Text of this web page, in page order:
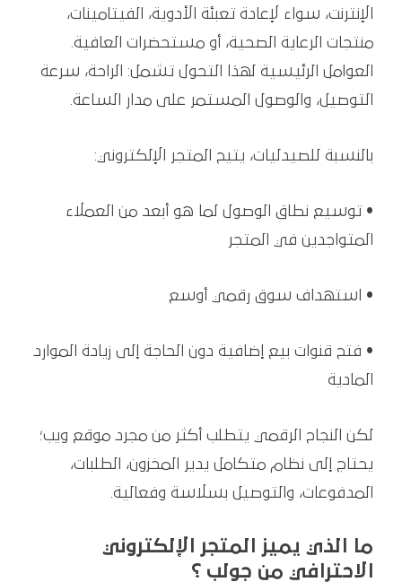
الإنترنت، سواء لإعادة تعبئة الأدوية، الفيتامينات،
منتجات الرعاية الصحية، أو مستحضرات العافية.
العوامل الرئيسية لهذا التحول تشمل: الراحة، سرعة
التوصيل، والوصول المستمر على مدار الساعة.
بالنسبة للصيدليات، يتيح المتجر الإلكتروني:
• توسيع نطاق الوصول لما هو أبعد من العملاء
المتواجدين في المتجر
• استهداف سوق رقمي أوسع
• فتح قنوات بيع إضافية دون الحاجة إلى زيادة الموارد
المادية
لكن النجاح الرقمي يتطلب أكثر من مجرد موقع ويب؛
يحتاج إلى نظام متكامل يدير المخزون، الطلبات،
المدفوعات، والتوصيل بسلاسة وفعالية.
ما الذي يميز المتجر الإلكتروني
الاحترافي من جولب ؟